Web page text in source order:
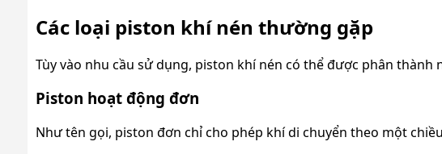
Các loại piston khí nén thường gặp
Tùy vào nhu cầu sử dụng, piston khí nén có thể được phân thành
Piston hoạt động đơn
Như tên gọi, piston đơn chỉ cho phép khí di chuyển theo một